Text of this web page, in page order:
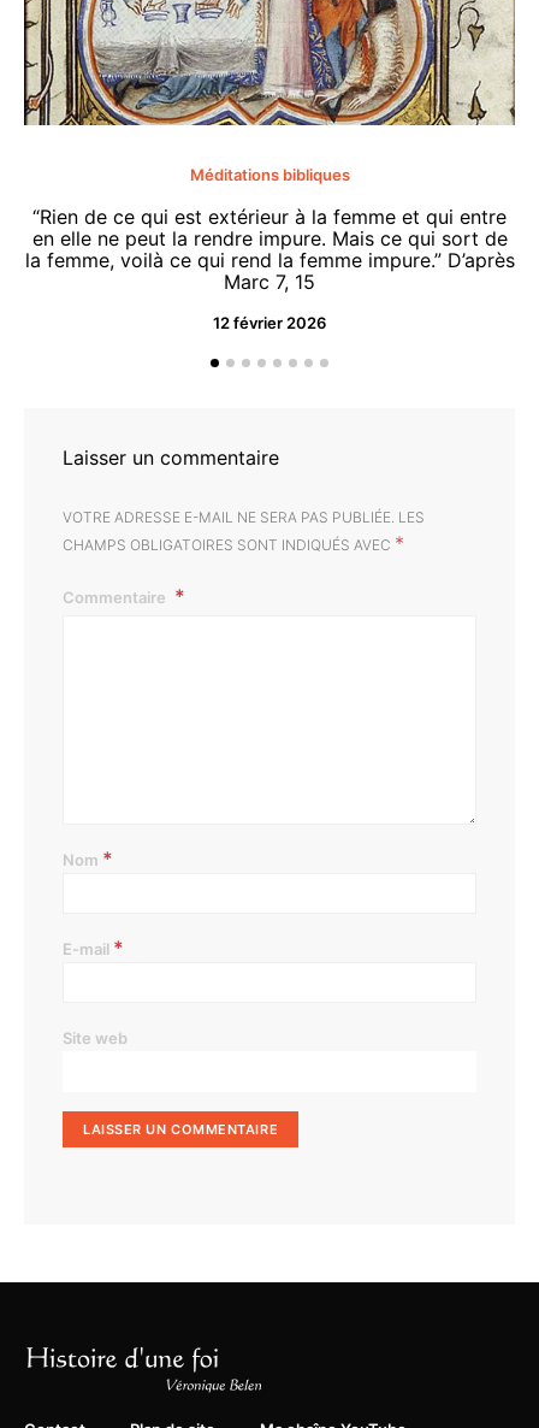
Méditations bibliques
“Rien de ce qui est extérieur à la femme et qui entre
en elle ne peut la rendre impure. Mais ce qui sort de
la femme, voilà ce qui rend la femme impure.” D’après
Marc 7, 15
12 février 2026
Laisser un commentaire
VOTRE ADRESSE E-MAIL NE SERA PAS PUBLIÉE. LES
CHAMPS OBLIGATOIRES SONT INDIQUÉS AVEC *
Commentaire
Nom *
E-mail *
Site web